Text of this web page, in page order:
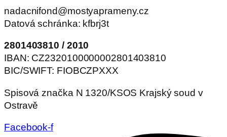
nadacnifond@mostyaprameny.cz
Datová schránka: kfbrj3t
2801403810 / 2010
IBAN: CZ2320100000002801403810
BIC/SWIFT: FIOBCZPXXX
Spisová značka N 1320/KSOS Krajský soud v
Ostravě
Facebook-f